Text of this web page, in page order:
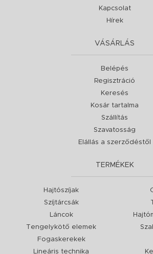
Kapcsolat
Hírek
VÁSÁRLÁS
Belépés
Regisztráció
Keresés
Kosár tartalma
Szállítás
Szavatosság
Elállás a szerződéstől
TERMÉKEK
Hajtószíjak
Szíjtárcsák
Láncok
Tengelykötő elemek
Fogaskerekek
Lineáris technika